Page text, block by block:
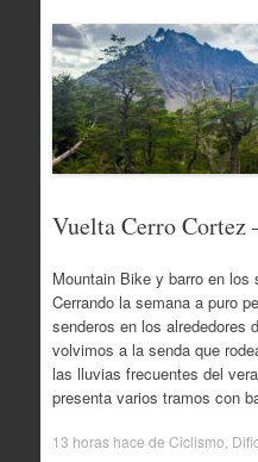
Vuelta Cerro Cortez
Mountain Bike y barro en los
Cerrando la semana a puro
senderos en los alrededores
volvimos a la senda que
las lluvias frecuentes del
presenta varios tramos con
13 horas hace de Ciclismo